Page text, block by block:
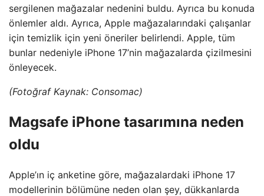
sergilenen mağazalar nedenini buldu. Ayrıca bu konuda
önlemler aldı. Ayrıca, Apple mağazalarındaki çalışanlar
için temizlik için yeni öneriler belirlendi. Apple, tüm
bunlar nedeniyle iPhone 17’nin mağazalarda çizilmesini
önleyecek.
(Fotoğraf Kaynak: Consomac)
Magsafe iPhone tasarımına neden
oldu
Apple’ın iç anketine göre, mağazalardaki iPhone 17
modellerinin bölümüne neden olan şey, dükkanlarda